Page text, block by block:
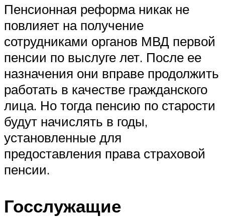
Пенсионная реформа никак не
повлияет на получение
сотрудниками органов МВД первой
пенсии по выслуге лет. После ее
назначения они вправе продолжить
работать в качестве гражданского
лица. Но тогда пенсию по старости
будут начислять в годы,
установленные для
предоставления права страховой
пенсии.
Госслужащие